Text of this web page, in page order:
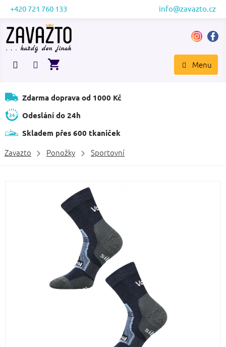
Přejít
obsah
+420 721 760 133 info@zavazto.cz
NÁKUPNÍ
Zdarma doprava od 1000 Kč
Odeslání do 24h
Skladem přes 600 tkaniček
Zavazto Ponožky Sportovní